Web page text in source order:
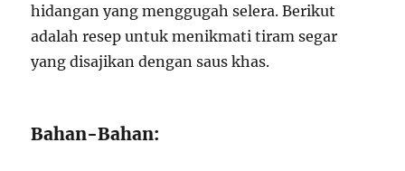
hidangan yang menggugah selera. Berikut
adalah resep untuk menikmati tiram segar
yang disajikan dengan saus khas.
Bahan-Bahan: